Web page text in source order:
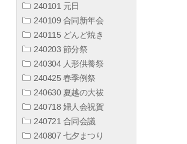
240101 元日
240109 合同新年会
240115 どんど焼き
240203 節分祭
240304 人形供養祭
240425 春季例祭
240630 夏越の大祓
240718 婦人会祝賀
240721 合同会議
240807 七夕まつり